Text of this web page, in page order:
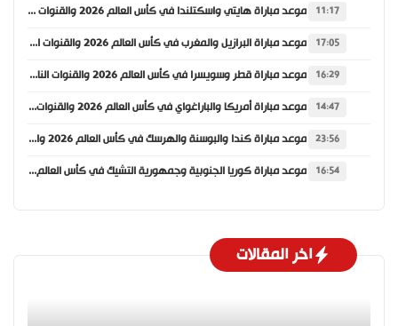
11:17 موعد مباراة هايتي واسكتلندا في كأس العالم 2026 والقنوات الناقلة
17:05 موعد مباراة البرازيل والمغرب في كأس العالم 2026 والقنوات الناقلة
16:29 موعد مباراة قطر وسويسرا في كأس العالم 2026 والقنوات الناقلة
14:47 موعد مباراة أمريكا والباراغواي في كأس العالم 2026 والقنوات الناقلة
23:56 موعد مباراة كندا والبوسنة والهرسك في كأس العالم 2026 والقنوات الناقلة
16:54 موعد مباراة كوريا الجنوبية وجمهورية التشيك في كأس العالم 2026 والقنوات الناقلة
اخر المقالات